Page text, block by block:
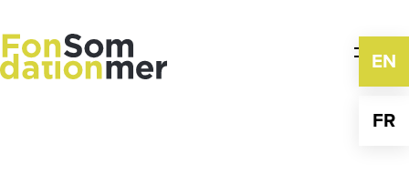
to
content
EN
FR